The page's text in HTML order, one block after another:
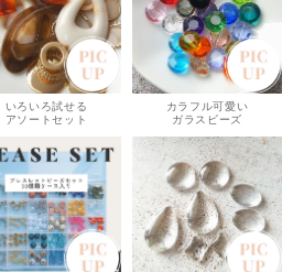
いろいろ試せる
アソートセット
カラフル可愛い
ガラスビーズ